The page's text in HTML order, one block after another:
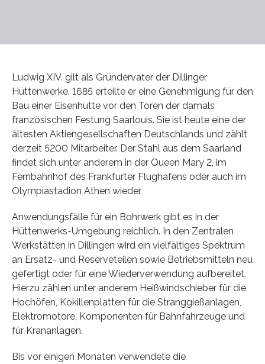
Ludwig XIV. gilt als Gründervater der Dillinger
Hüttenwerke. 1685 erteilte er eine Genehmigung für den
Bau einer Eisenhütte vor den Toren der damals
französischen Festung Saarlouis. Sie ist heute eine der
ältesten Aktiengesellschaften Deutschlands und zählt
derzeit 5200 Mitarbeiter. Der Stahl aus dem Saarland
findet sich unter anderem in der Queen Mary 2, im
Fernbahnhof des Frankfurter Flughafens oder auch im
Olympiastadion Athen wieder.
Anwendungsfälle für ein Bohrwerk gibt es in der
Hüttenwerks-Umgebung reichlich. In den Zentralen
Werkstätten in Dillingen wird ein vielfältiges Spektrum
an Ersatz- und Reserveteilen sowie Betriebsmitteln neu
gefertigt oder für eine Wiederverwendung aufbereitet.
Hierzu zählen unter anderem Heißwindschieber für die
Hochöfen, Kokillenplatten für die Stranggießanlagen,
Elektromotore, Komponenten für Bahnfahrzeuge und
für Krananlagen.
Bis vor einigen Monaten verwendete die